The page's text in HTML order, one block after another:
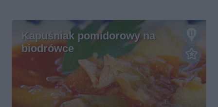
Kapuśniak pomidorowy na
biodrówce